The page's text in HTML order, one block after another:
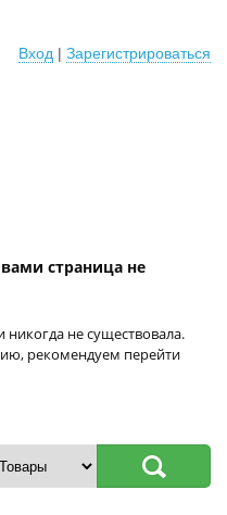
Вход | Зарегистрироваться
страница не
не существовала.
рекомендуем перейти